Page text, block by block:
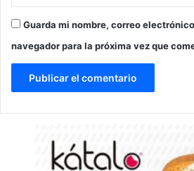
Guarda mi nombre, correo
navegador para la próxima vez que